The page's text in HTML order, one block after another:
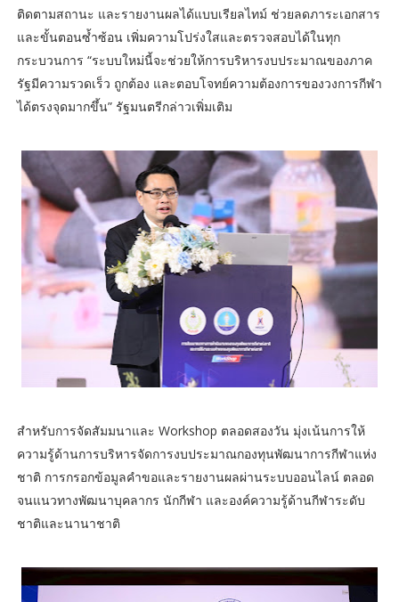
ติดตามสถานะ และรายงานผลได้แบบเรียลไทม์ ช่วยลดภาระเอกสาร
และขั้นตอนซ้ำซ้อน เพิ่มความโปร่งใสและตรวจสอบได้ในทุก
กระบวนการ “ระบบใหม่นี้จะช่วยให้การบริหารงบประมาณของภาค
รัฐมีความรวดเร็ว ถูกต้อง และตอบโจทย์ความต้องการของวงการกีฬา
ได้ตรงจุดมากขึ้น” รัฐมนตรีกล่าวเพิ่มเติม
สำหรับการจัดสัมมนาและ Workshop ตลอดสองวัน มุ่งเน้นการให้
ความรู้ด้านการบริหารจัดการงบประมาณกองทุนพัฒนาการกีฬาแห่ง
ชาติ การกรอกข้อมูลคำขอและรายงานผลผ่านระบบออนไลน์ ตลอด
จนแนวทางพัฒนาบุคลากร นักกีฬา และองค์ความรู้ด้านกีฬาระดับ
ชาติและนานาชาติ